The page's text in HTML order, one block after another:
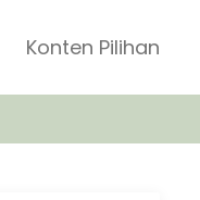
Konten Pilihan